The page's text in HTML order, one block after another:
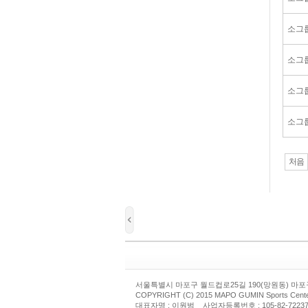
소그
소그
소그
소그
처음
서울특별시 마포구 월드컵로25길 190(망원동) 마
COPYRIGHT (C) 2015 MAPO GUMIN Sports
대표자명 : 이원범 사업자등록번호 : 105-82-